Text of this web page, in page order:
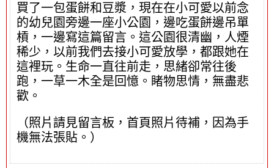
買了一包蛋餅和豆漿，現在在小可愛以前念
的幼兒園旁邊一座小公園，邊吃蛋餅邊吊單
槓，一邊寫這篇留言。這公園很清幽，人煙
稀少，以前我們去接小可愛放學，都跟她在
這裡玩。生命一直往前走，思緒卻常往後
跑，一草一木全是回憶。睹物思情，無盡悲
歡。
（照片請見留言板，首頁照片待補，因為手
機無法張貼。）